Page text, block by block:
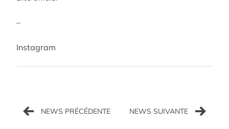
–
Instagram
Navigation
de